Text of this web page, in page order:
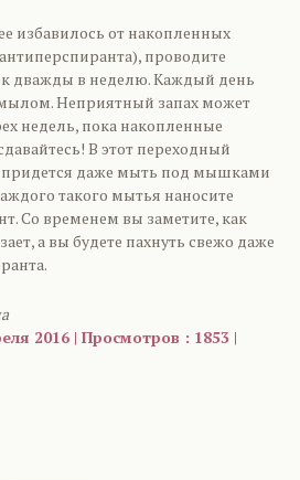
избавилось от накопленных
проводите
дважды в неделю. Каждый день
Неприятный запах может
недель, пока накопленные
В этот переходный
даже мыть под мышками
такого мытья наносите
Со временем вы заметите, как
а вы будете пахнуть свежо даже
2016 | Просмотров : 1853 |